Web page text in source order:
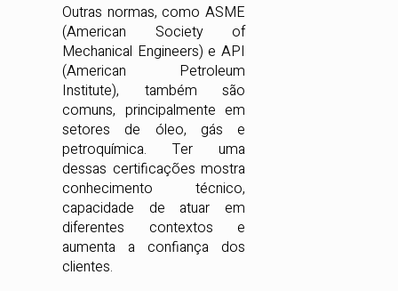
Outras normas, como ASME
(American Society of
Mechanical Engineers) e API
(American Petroleum
Institute), também são
comuns, principalmente em
setores de óleo, gás e
petroquímica. Ter uma
dessas certificações mostra
conhecimento técnico,
capacidade de atuar em
diferentes contextos e
aumenta a confiança dos
clientes.